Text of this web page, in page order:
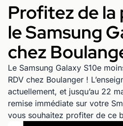
Profitez de la
le Samsung
chez
Le Samsung Galaxy S10e
RDV chez Boulanger !
actuellement, et jusqu’au 22
remise immédiate sur votre
vous souhaitez profiter de ce